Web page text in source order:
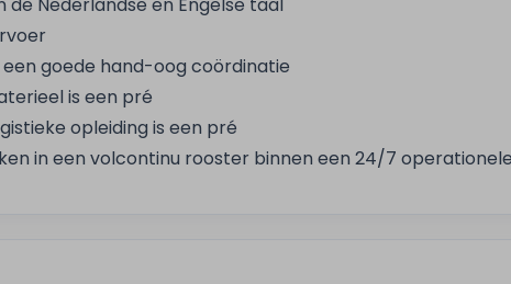
goede hand-oog coördinatie
is een pré
opleiding is een pré
in een volcontinu rooster binnen een 24/7